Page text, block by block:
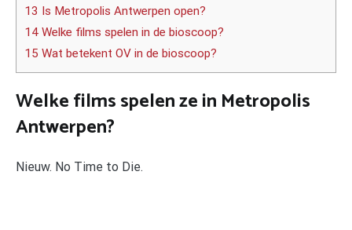
13 Is Metropolis Antwerpen open?
14 Welke films spelen in de bioscoop?
15 Wat betekent OV in de bioscoop?
Welke films spelen ze in Metropolis
Antwerpen?
Nieuw. No Time to Die.